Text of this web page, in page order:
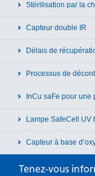
Stérilisation par la
Capteur double IR
Délais de
Processus de
InCu saFe pour une
Lampe SafeCell UV
Capteur à base
Tenez-vous